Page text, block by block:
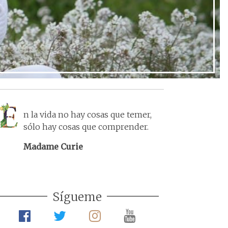
n la vida no hay cosas que temer,
sólo hay cosas que comprender.
Madame Curie
Sígueme